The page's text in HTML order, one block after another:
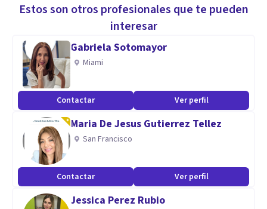
Estos son otros profesionales que te pueden
interesar
Gabriela Sotomayor
Miami
Contactar Ver perfil
Maria De Jesus Gutierrez Tellez
San Francisco
Contactar Ver perfil
Jessica Perez Rubio